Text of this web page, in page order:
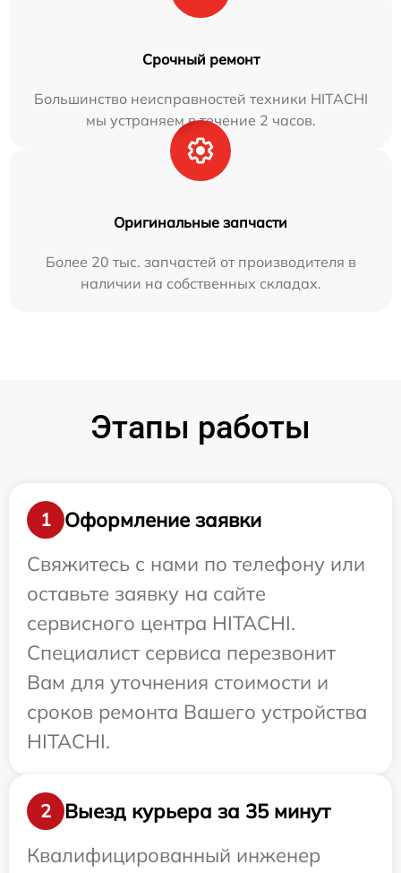
Срочный ремонт
Большинство неисправностей техники HITACHI
мы устраняем в течение 2 часов.
Оригинальные запчасти
Более 20 тыс. запчастей от производителя в
наличии на собственных складах.
Этапы работы
1
Оформление заявки
Свяжитесь с нами по телефону или
оставьте заявку на сайте
сервисного центра HITACHI.
Специалист сервиса перезвонит
Вам для уточнения стоимости и
сроков ремонта Вашего устройства
HITACHI.
2
Выезд курьера за 35 минут
Квалифицированный инженер